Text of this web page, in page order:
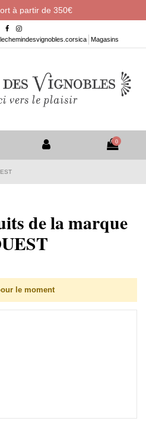
à partir de 350€
Magasins
0
de la marque
le moment